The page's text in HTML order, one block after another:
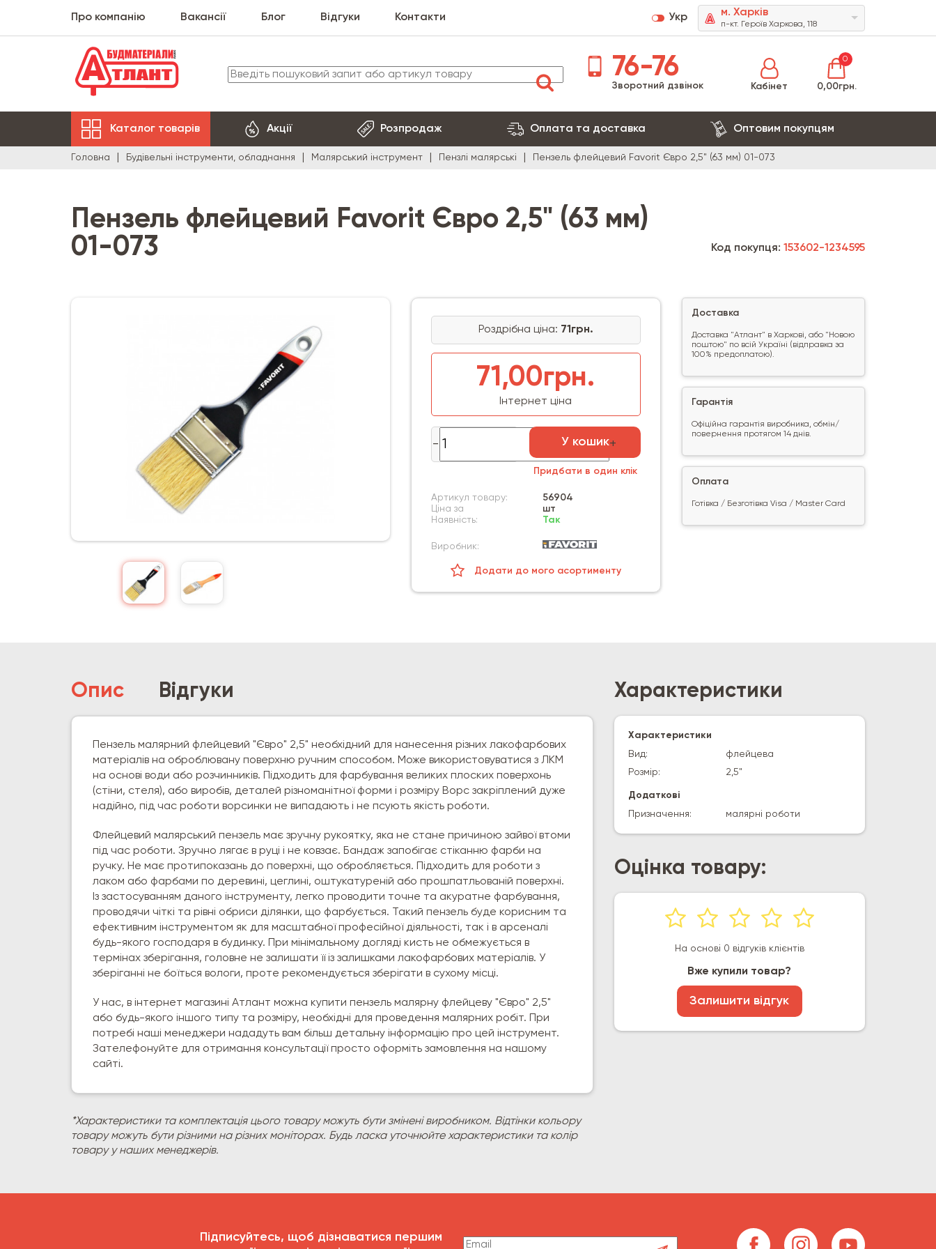
Про компанію Вакансії Блог Відгуки Контакти Укр м. Харків
п-кт. Героїв Харкова, 118
76-76
Зворотний дзвінок Кабінет
0
0,00грн.
Каталог товарів Акції Розпродаж Оплата та доставка Оптовим покупцям
Головна Будівельні інструменти, обладнання Малярський інструмент Пензлі малярські Пензель флейцевий Favorit Євро 2,5" (63 мм) 01-073
Пензель флейцевий Favorit Євро 2,5" (63 мм)
01-073
Роздрібна ціна: 71грн.
71,00грн.
Інтернет ціна
У кошик
Придбати в один клік
Артикул товару:
56904
Ціна за
шт
Наявність:
Так
Виробник:
Додати до мого асортименту
Код покупця: 153602-1234595
Доставка
Доставка "Атлант" в Харкові, або "Новою
поштою" по всій Україні (відправка за
100% предоплатою).
Гарантія
Офіційна гарантія виробника, обмін/
повернення протягом 14 днів.
Оплата
Готівка / Безготівка Visa / Master Card
Опис Відгуки
Пензель малярний флейцевий "Євро" 2,5" необхідний для нанесення різних лакофарбових
матеріалів на оброблювану поверхню ручним способом. Може використовуватися з ЛКМ
на основі води або розчинників. Підходить для фарбування великих плоских поверхонь
(стіни, стеля), або виробів, деталей різноманітної форми і розміру Ворс закріплений дуже
надійно, під час роботи ворсинки не випадають і не псують якість роботи.
Флейцевий малярський пензель має зручну рукоятку, яка не стане причиною зайвої втоми
під час роботи. Зручно лягає в руці і не ковзає. Бандаж запобігає стіканню фарби на
ручку. Не має протипоказань до поверхні, що обробляється. Підходить для роботи з
лаком або фарбами по деревині, цеглині, оштукатуреній або прошпатльованій поверхні.
Із застосуванням даного інструменту, легко проводити точне та акуратне фарбування,
проводячи чіткі та рівні обриси ділянки, що фарбується. Такий пензель буде корисним та
ефективним інструментом як для масштабної професійної діяльності, так і в арсеналі
будь-якого господаря в будинку. При мінімальному догляді кисть не обмежується в
термінах зберігання, головне не залишати її із залишками лакофарбових матеріалів. У
зберіганні не боїться вологи, проте рекомендується зберігати в сухому місці.
У нас, в інтернет магазині Атлант можна купити пензель малярну флейцеву "Євро" 2,5"
або будь-якого іншого типу та розміру, необхідні для проведення малярних робіт. При
потребі наші менеджери нададуть вам більш детальну інформацію про цей інструмент.
Зателефонуйте для отримання консультації просто оформіть замовлення на нашому
сайті.
*Характеристики та комплектація цього товару можуть бути змінені виробником. Відтінки кольору
товару можуть бути різними на різних моніторах. Будь ласка уточнюйте характеристики та колір
товару у наших менеджерів.
Характеристики
Характеристики
Вид:
флейцева
Розмір:
2,5"
Додаткові
Призначення:
малярні роботи
Оцінка товару:
На основі 0 відгуків клієнтів
Вже купили товар?
Залишити відгук
Підписуйтесь, щоб дізнаватися першим